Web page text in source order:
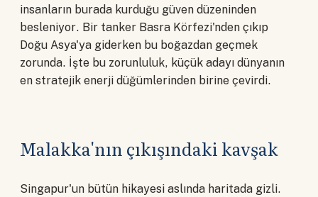
insanların burada kurduğu güven düzeninden
besleniyor. Bir tanker Basra Körfezi'nden çıkıp
Doğu Asya'ya giderken bu boğazdan geçmek
zorunda. İşte bu zorunluluk, küçük adayı dünyanın
en stratejik enerji düğümlerinden birine çevirdi.
Malakka'nın çıkışındaki kavşak
Singapur'un bütün hikayesi aslında haritada gizli.